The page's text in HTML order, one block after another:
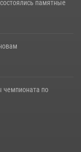
памятные
чемпионата по